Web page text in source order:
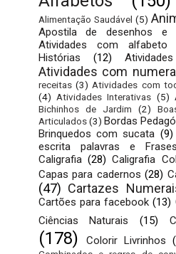
Alimentação Saudável (5)
Apostila de desenhos e
Atividades com alfabeto
Histórias
(12)
Atividades com
receitas (3) Atividades com
(4) Atividades Interativas (5)
Bichinhos de Jardim (2)
Articulados (3) Bordas
Brinquedos com sucata (9)
escrita palavras e Frases
Caligrafia (28) Caligrafia
Capas para cadernos (28)
(47) Cartazes
Cartões para facebook (13)
Ciências Naturais
(15)
(178)
Colorir Livrinhos